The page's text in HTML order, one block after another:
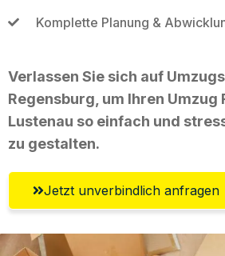
Komplette Planung &
Verlassen Sie sich auf
Regensburg, um Ihren Umzug
Lustenau so einfach und
zu gestalten.
Jetzt unverbindlich anfragen